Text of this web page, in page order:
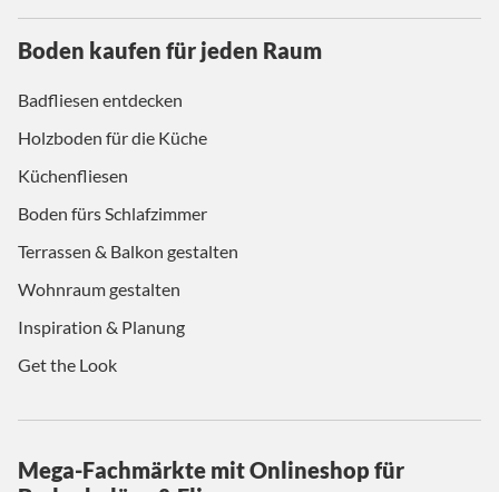
Boden kaufen für jeden Raum
Badfliesen entdecken
Holzboden für die Küche
Küchenfliesen
Boden fürs Schlafzimmer
Terrassen & Balkon gestalten
Wohnraum gestalten
Inspiration & Planung
Get the Look
Mega-Fachmärkte mit Onlineshop für